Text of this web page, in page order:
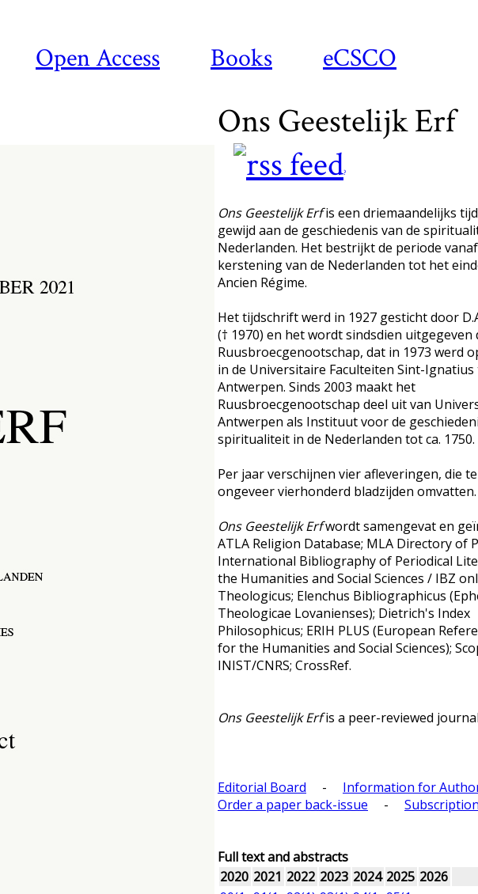
Open Access Books eCSCO
Ons Geestelijk Erf
?
Ons Geestelijk Erfis een driemaandelijks
gewijd aan de geschiedenis van de
Nederlanden. Het bestrijkt de periode
kerstening van de Nederlanden tot het
Ancien Régime.
Het tijdschrift werd in 1927 gesticht door
(† 1970) en het wordt sindsdien
Ruusbroecgenootschap, dat in 1973 werd
in de Universitaire Faculteiten Sint-Ignatius
Antwerpen. Sinds 2003 maakt het
Ruusbroecgenootschap deel uit van
Antwerpen als Instituut voor de
spiritualiteit in de Nederlanden tot ca. 1750.
Per jaar verschijnen vier afleveringen, die
ongeveer vierhonderd bladzijden omvatten.
Ons Geestelijk Erfwordt samengevat en
ATLA Religion Database; MLA Directory of
International Bibliography of Periodical
the Humanities and Social Sciences / IBZ
Theologicus; Elenchus Bibliographicus
Theologicae Lovanienses); Dietrich's Index
Philosophicus; ERIH PLUS (European
for the Humanities and Social Sciences);
INIST/CNRS; CrossRef.
Ons Geestelijk Erfis a peer-reviewed
Editorial Board - Information for
Order a paper back-issue -
Full text and abstracts
2020 2021 2022 2023 2024 2025 2026